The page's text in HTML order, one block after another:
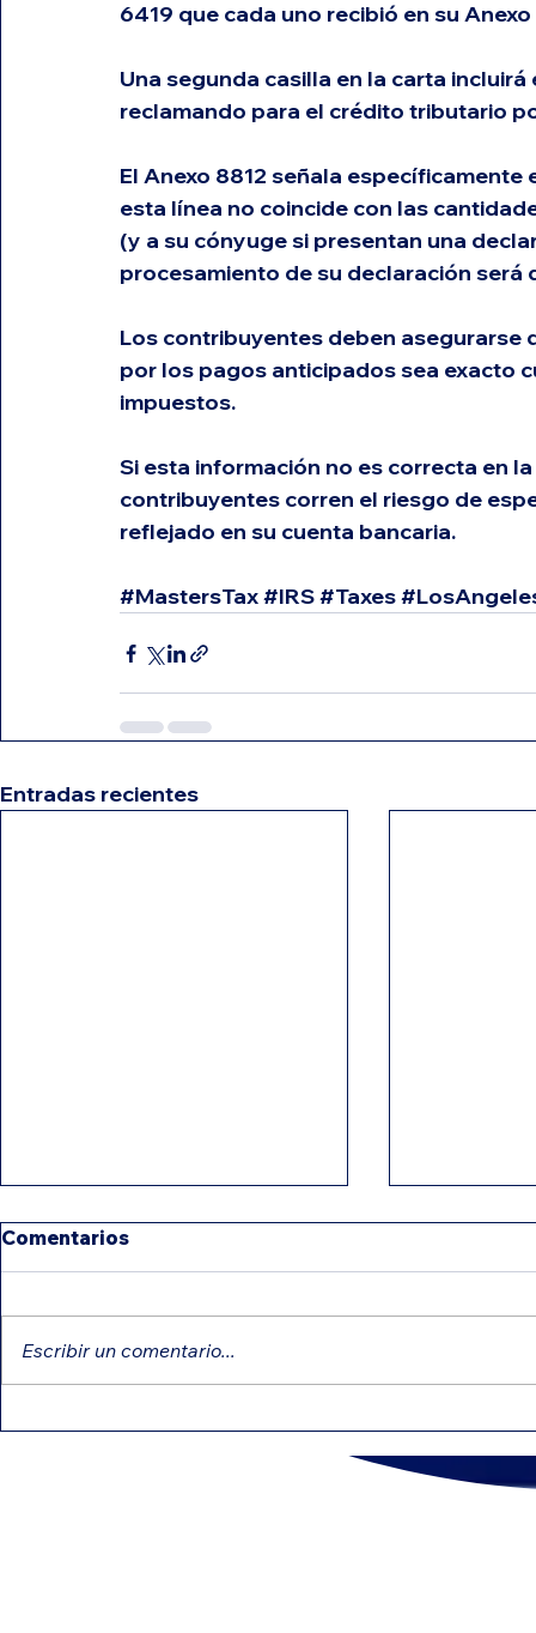
6419 que cada uno recibió en su Anexo
Una segunda casilla en la carta
reclamando para el crédito tributario
El Anexo 8812 señala
esta línea no coincide con las
(y a su cónyuge si presentan una
procesamiento de su declaración será
Los contribuyentes deben
por los pagos anticipados sea exacto
impuestos.
Si esta información no es correcta en
contribuyentes corren el riesgo de
reflejado en su cuenta bancaria.
#MastersTax#IRS#Taxes
Entradas recientes
pueden
impuesto
Comentarios
Escribir un comentario...